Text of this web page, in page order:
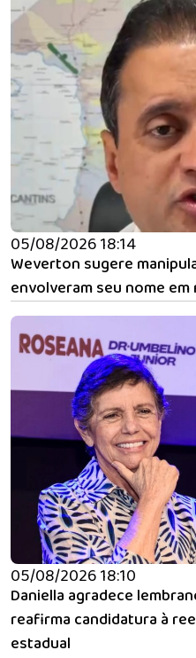
05/08/2026 18:14
Weverton sugere
envolveram seu nome em
05/08/2026 18:10
Daniella agradece
reafirma candidatura à
estadual